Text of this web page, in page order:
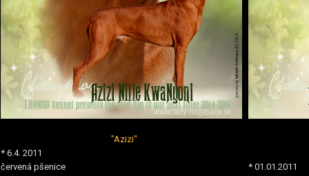
"Azizi"
* 6.4. 2011
červená pšenice
* 01.01.2011